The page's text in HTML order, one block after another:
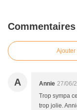
Commentaires
Ajouter
A Annie 27/06/
Trop sympa
trop jolie.